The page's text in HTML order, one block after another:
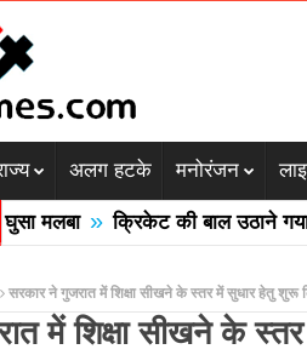
अलग हटके मनोरंजन
» क्रिकेट की बाल उठाने गया और
सरकार ने गुजरात में शिक्षा सीखने के स्तर में सुधार हेतु शुरू
में शिक्षा सीखने के